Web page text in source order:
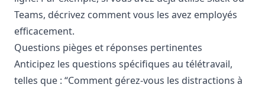
Teams, décrivez comment vous les avez employés
efficacement.
Questions pièges et réponses pertinentes
Anticipez les questions spécifiques au télétravail,
telles que : “Comment gérez-vous les distractions à